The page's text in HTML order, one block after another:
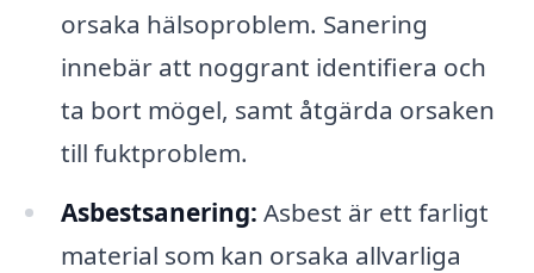
orsaka hälsoproblem. Sanering
innebär att noggrant identifiera och
ta bort mögel, samt åtgärda orsaken
till fuktproblem.
Asbestsanering: Asbest är ett farligt
material som kan orsaka allvarliga